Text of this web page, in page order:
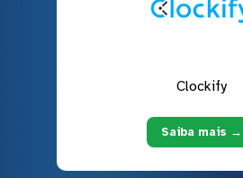
Clockify
Saiba mais →